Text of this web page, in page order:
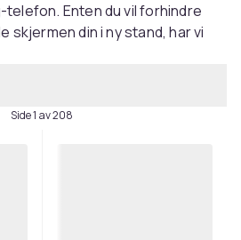
telefon. Enten du vil forhindre
skjermen din i ny stand, har vi
Side 1 av 208